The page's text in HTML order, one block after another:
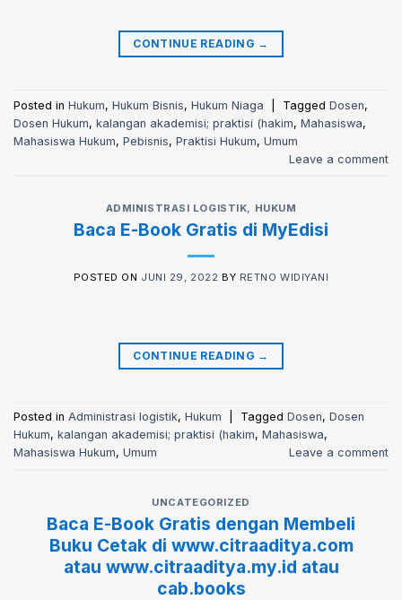
CONTINUE READING →
Posted in Hukum, Hukum Bisnis, Hukum Niaga Tagged Dosen,
Dosen Hukum, kalangan akademisi; praktisi (hakim, Mahasiswa,
Mahasiswa Hukum, Pebisnis, Praktisi Hukum, Umum
Leave a comment
ADMINISTRASI LOGISTIK, HUKUM
Baca E-Book Gratis di MyEdisi
POSTED ON JUNI 29, 2022 BY RETNO WIDIYANI
CONTINUE READING →
Posted in Administrasi logistik, Hukum Tagged Dosen, Dosen
Hukum, kalangan akademisi; praktisi (hakim, Mahasiswa,
Mahasiswa Hukum, Umum Leave a comment
UNCATEGORIZED
Baca E-Book Gratis dengan Membeli
Buku Cetak di www.citraaditya.com
atau www.citraaditya.my.id atau
cab.books